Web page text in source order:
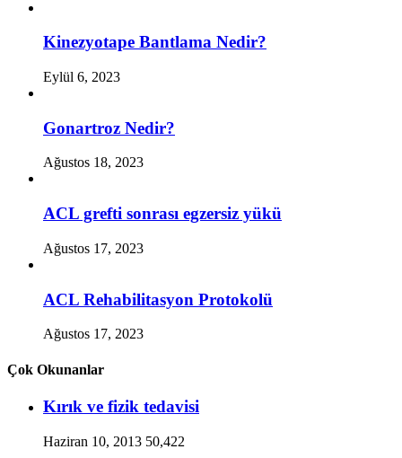
Kinezyotape Bantlama Nedir?
Eylül 6, 2023
Gonartroz Nedir?
Ağustos 18, 2023
ACL grefti sonrası egzersiz yükü
Ağustos 17, 2023
ACL Rehabilitasyon Protokolü
Ağustos 17, 2023
Çok Okunanlar
Kırık ve fizik tedavisi
Haziran 10, 2013 50,422